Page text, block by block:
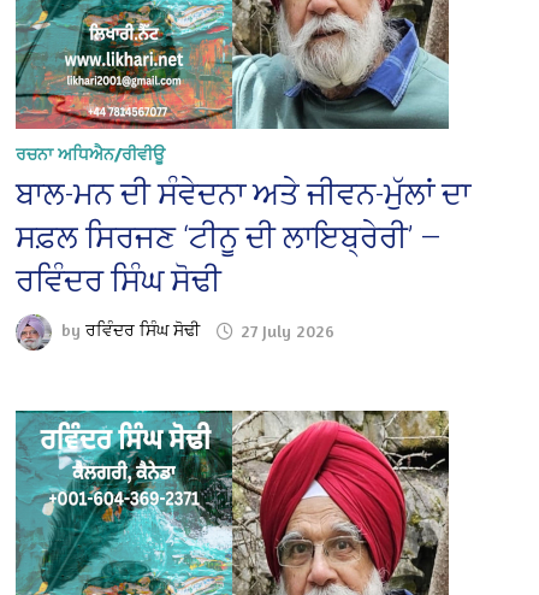
ਰਚਨਾ ਅਧਿਐਨ/ਰੀਵੀਊ
ਬਾਲ-ਮਨ ਦੀ ਸੰਵੇਦਨਾ ਅਤੇ ਜੀਵਨ-ਮੁੱਲਾਂ ਦਾ
ਸਫ਼ਲ ਸਿਰਜਣ ‘ਟੀਨੂ ਦੀ ਲਾਇਬ੍ਰੇਰੀ’ —
ਰਵਿੰਦਰ ਸਿੰਘ ਸੋਢੀ
byਰਵਿੰਦਰ ਸਿੰਘ ਸੋਢੀ 27 July 2026